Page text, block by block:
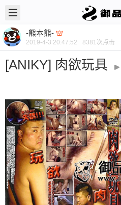
-熊本熊-
2019-4-3 20:47:52 8381次点击
[ANIKY] 肉欲玩具
-熊本熊- @ 御品熊风
[ANIKY] 肉欲玩具